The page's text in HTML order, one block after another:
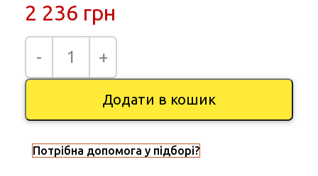
2 236 грн
Додати в кошик
Потрібна допомога у підборі?